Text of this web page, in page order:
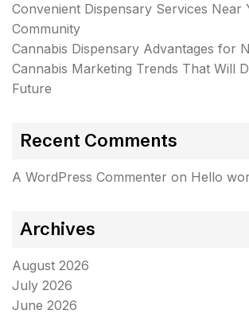
Convenient Dispensary Services Near
Community
Cannabis Dispensary Advantages for
Cannabis Marketing Trends That Will
Future
Recent Comments
A WordPress Commenter on Hello
Archives
August 2026
July 2026
June 2026